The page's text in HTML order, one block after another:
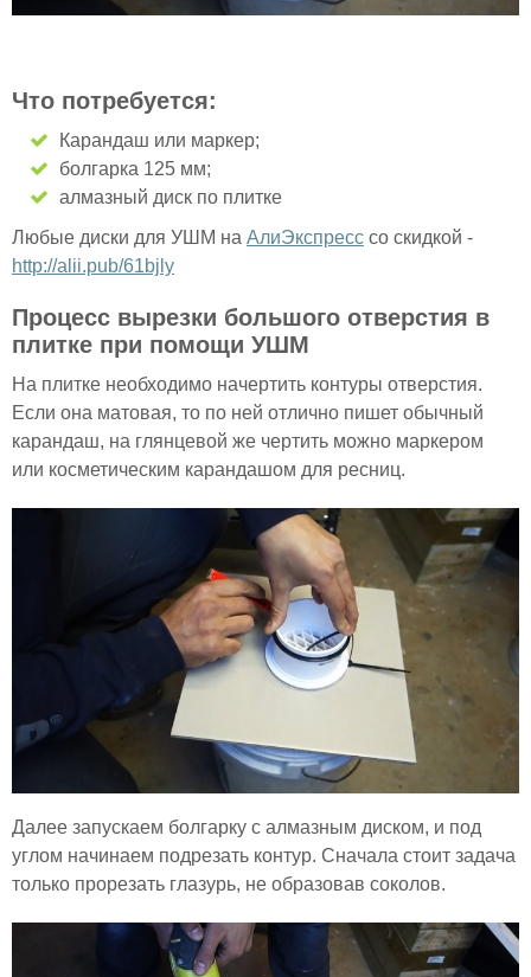
Что потребуется:
Карандаш или маркер;
болгарка 125 мм;
алмазный диск по плитке
Любые диски для УШМ на АлиЭкспресс со скидкой -
http://alii.pub/61bjly
Процесс вырезки большого отверстия в
плитке при помощи УШМ
На плитке необходимо начертить контуры отверстия.
Если она матовая, то по ней отлично пишет обычный
карандаш, на глянцевой же чертить можно маркером
или косметическим карандашом для ресниц.
Далее запускаем болгарку с алмазным диском, и под
углом начинаем подрезать контур. Сначала стоит задача
только прорезать глазурь, не образовав соколов.